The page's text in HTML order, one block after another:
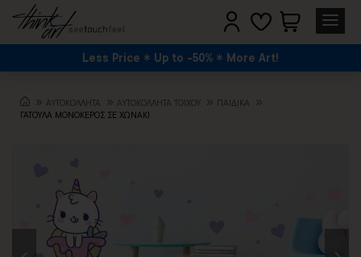
Less Price Up to -50% More Art!
ΑΥΤΟΚΟΛΛΗΤΑ ΑΥΤΟΚΟΛΛΗΤΑ ΤΟΙΧΟΥ
ΠΑΙΔΙΚΆ
ΓΑΤΟΥΛΑ ΜΟΝΟΚΕΡΟΣ ΣΕ ΧΩΝΑΚΙ